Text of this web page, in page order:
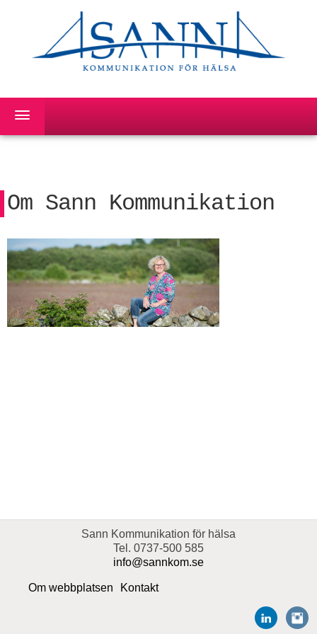
Om Sann Kommunikation
Sann Kommunikation för hälsa
Tel. 0737-500 585
info@sannkom.se
Om webbplatsen Kontakt